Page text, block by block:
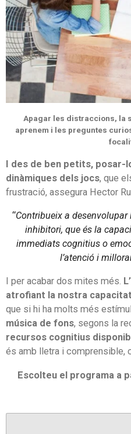
Apagar les distraccions, la
aprenem i les preguntes
I des de ben petits, posar-
dinàmiques dels jocs, que
frustració, assegura Hector
“Contribueix a
inhibitori, que és la
immediats cognitius o
l’atenció i
I per acabar dos mites més.
atrofiant la nostra
que si hi ha molts més
música de fons, segons la
recursos cognitius
és amb lletra i comprensible,
Escolteu el programa a